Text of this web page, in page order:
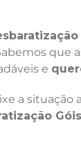
que
e
a situação
Góis